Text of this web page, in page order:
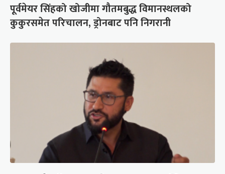
पूर्वमेयर सिंहको खोजीमा गौतमबुद्ध विमानस्थलको
कुकुरसमेत परिचालन, ड्रोनबाट पनि निगरानी